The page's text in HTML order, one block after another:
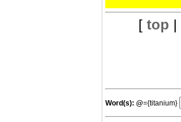
[ top |
Word(s): @={titanium}